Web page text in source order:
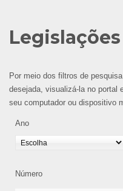
Legislações
Por meio dos filtros de
desejada, visualizá-la no portal
seu computador ou dispositivo
Ano
Número